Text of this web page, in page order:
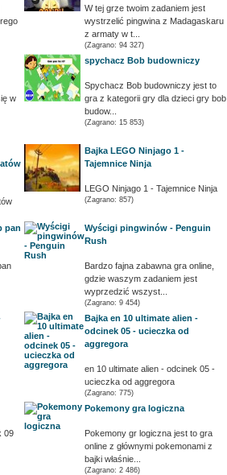
W tej grze twoim zadaniem jest
wystrzelić pingwina z Madagaskaru
z armaty w t...
(Zagrano: 94 327)
w
spychacz Bob budowniczy
Spychacz Bob budowniczy jest to
gra z kategorii gry dla dzieci gry bob
budow...
(Zagrano: 15 853)
Bajka LEGO Ninjago 1 -
Tajemnice Ninja
LEGO Ninjago 1 - Tajemnice Ninja
(Zagrano: 857)
pan
Wyścigi pingwinów - Penguin
Rush
Bardzo fajna zabawna gra online,
gdzie waszym zadaniem jest
wyprzedzić wszyst...
(Zagrano: 9 454)
Bajka en 10 ultimate alien -
odcinek 05 - ucieczka od
aggregora
en 10 ultimate alien - odcinek 05 -
ucieczka od aggregora
(Zagrano: 775)
09
Pokemony gra logiczna
Pokemony gr logiczna jest to gra
online z głównymi pokemonami z
bajki właśnie...
(Zagrano: 2 486)